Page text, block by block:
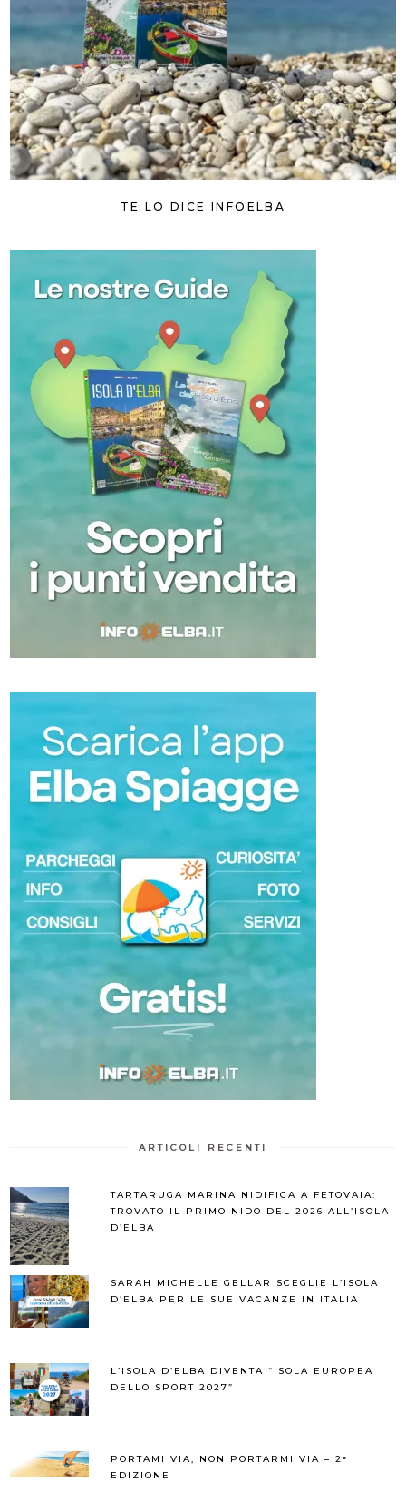
TE LO DICE INFOELBA
ARTICOLI RECENTI
TARTARUGA MARINA NIDIFICA A FETOVAIA:
TROVATO IL PRIMO NIDO DEL 2026 ALL’ISOLA
D’ELBA
SARAH MICHELLE GELLAR SCEGLIE L’ISOLA
D’ELBA PER LE SUE VACANZE IN ITALIA
L’ISOLA D’ELBA DIVENTA “ISOLA EUROPEA
DELLO SPORT 2027”
PORTAMI VIA, NON PORTARMI VIA – 2°
EDIZIONE